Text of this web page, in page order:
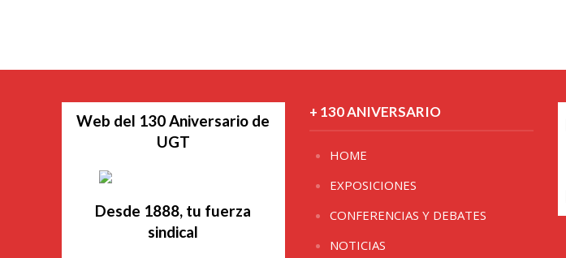
Web del 130 Aniversario de
UGT
Desde 1888, tu fuerza
sindical
+ 130 ANIVERSARIO
HOME
EXPOSICIONES
CONFERENCIAS Y DEBATES
NOTICIAS